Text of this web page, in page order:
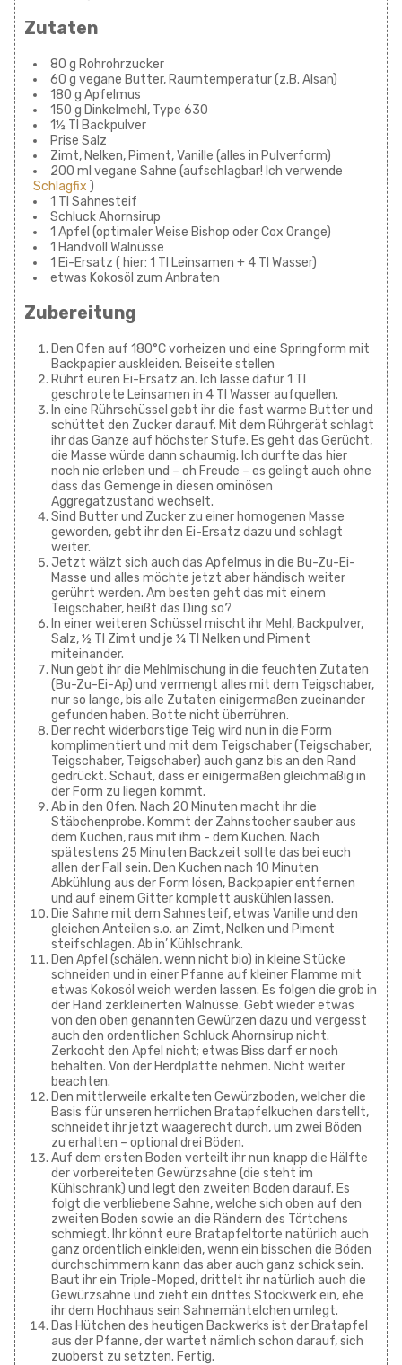
Zutaten
80 g Rohrohrzucker
60 g vegane Butter, Raumtemperatur (z.B. Alsan)
180 g Apfelmus
150 g Dinkelmehl, Type 630
1½ Tl Backpulver
Prise Salz
Zimt, Nelken, Piment, Vanille (alles in Pulverform)
200 ml vegane Sahne (aufschlagbar! Ich verwende
Schlagfix )
1 Tl Sahnesteif
Schluck Ahornsirup
1 Apfel (optimaler Weise Bishop oder Cox Orange)
1 Handvoll Walnüsse
1 Ei-Ersatz ( hier: 1 Tl Leinsamen + 4 Tl Wasser)
etwas Kokosöl zum Anbraten
Zubereitung
Den Ofen auf 180°C vorheizen und eine Springform mit
Backpapier auskleiden. Beiseite stellen
Rührt euren Ei-Ersatz an. Ich lasse dafür 1 Tl
geschrotete Leinsamen in 4 Tl Wasser aufquellen.
In eine Rührschüssel gebt ihr die fast warme Butter und
schüttet den Zucker darauf. Mit dem Rührgerät schlagt
ihr das Ganze auf höchster Stufe. Es geht das Gerücht,
die Masse würde dann schaumig. Ich durfte das hier
noch nie erleben und – oh Freude – es gelingt auch ohne
dass das Gemenge in diesen ominösen
Aggregatzustand wechselt.
Sind Butter und Zucker zu einer homogenen Masse
geworden, gebt ihr den Ei-Ersatz dazu und schlagt
weiter.
Jetzt wälzt sich auch das Apfelmus in die Bu-Zu-Ei-
Masse und alles möchte jetzt aber händisch weiter
gerührt werden. Am besten geht das mit einem
Teigschaber, heißt das Ding so?
In einer weiteren Schüssel mischt ihr Mehl, Backpulver,
Salz, ½ Tl Zimt und je ¼ Tl Nelken und Piment
miteinander.
Nun gebt ihr die Mehlmischung in die feuchten Zutaten
(Bu-Zu-Ei-Ap) und vermengt alles mit dem Teigschaber,
nur so lange, bis alle Zutaten einigermaßen zueinander
gefunden haben. Botte nicht überrühren.
Der recht widerborstige Teig wird nun in die Form
komplimentiert und mit dem Teigschaber (Teigschaber,
Teigschaber, Teigschaber) auch ganz bis an den Rand
gedrückt. Schaut, dass er einigermaßen gleichmäßig in
der Form zu liegen kommt.
Ab in den Ofen. Nach 20 Minuten macht ihr die
Stäbchenprobe. Kommt der Zahnstocher sauber aus
dem Kuchen, raus mit ihm - dem Kuchen. Nach
spätestens 25 Minuten Backzeit sollte das bei euch
allen der Fall sein. Den Kuchen nach 10 Minuten
Abkühlung aus der Form lösen, Backpapier entfernen
und auf einem Gitter komplett auskühlen lassen.
Die Sahne mit dem Sahnesteif, etwas Vanille und den
gleichen Anteilen s.o. an Zimt, Nelken und Piment
steifschlagen. Ab in’ Kühlschrank.
Den Apfel (schälen, wenn nicht bio) in kleine Stücke
schneiden und in einer Pfanne auf kleiner Flamme mit
etwas Kokosöl weich werden lassen. Es folgen die grob in
der Hand zerkleinerten Walnüsse. Gebt wieder etwas
von den oben genannten Gewürzen dazu und vergesst
auch den ordentlichen Schluck Ahornsirup nicht.
Zerkocht den Apfel nicht; etwas Biss darf er noch
behalten. Von der Herdplatte nehmen. Nicht weiter
beachten.
Den mittlerweile erkalteten Gewürzboden, welcher die
Basis für unseren herrlichen Bratapfelkuchen darstellt,
schneidet ihr jetzt waagerecht durch, um zwei Böden
zu erhalten – optional drei Böden.
Auf dem ersten Boden verteilt ihr nun knapp die Hälfte
der vorbereiteten Gewürzsahne (die steht im
Kühlschrank) und legt den zweiten Boden darauf. Es
folgt die verbliebene Sahne, welche sich oben auf den
zweiten Boden sowie an die Rändern des Törtchens
schmiegt. Ihr könnt eure Bratapfeltorte natürlich auch
ganz ordentlich einkleiden, wenn ein bisschen die Böden
durchschimmern kann das aber auch ganz schick sein.
Baut ihr ein Triple-Moped, drittelt ihr natürlich auch die
Gewürzsahne und zieht ein drittes Stockwerk ein, ehe
ihr dem Hochhaus sein Sahnemäntelchen umlegt.
Das Hütchen des heutigen Backwerks ist der Bratapfel
aus der Pfanne, der wartet nämlich schon darauf, sich
zuoberst zu setzten. Fertig.